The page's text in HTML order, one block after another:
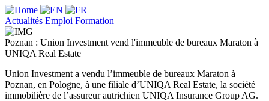
Actualités Emploi Formation
Poznan : Union Investment vend l'immeuble de bureaux Maraton à
UNIQA Real Estate
Union Investment a vendu l’immeuble de bureaux Maraton à
Poznan, en Pologne, à une filiale d’UNIQA Real Estate, la société
immobilière de l’assureur autrichien UNIQA Insurance Group AG.